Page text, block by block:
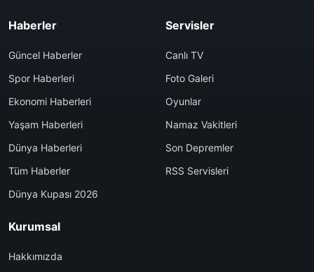
Haberler
Güncel Haberler
Spor Haberleri
Ekonomi Haberleri
Yaşam Haberleri
Dünya Haberleri
Tüm Haberler
Dünya Kupası 2026
Servisler
Canlı TV
Foto Galeri
Oyunlar
Namaz Vakitleri
Son Depremler
RSS Servisleri
Kurumsal
Hakkımızda